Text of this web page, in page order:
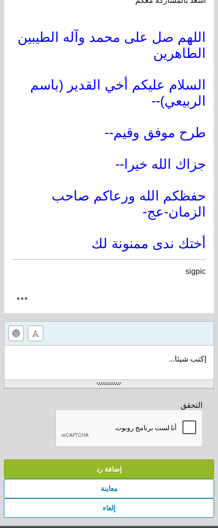
اللهم صل على محمد وآله الطيبين
الطاهرين
السلام عليكم أخي القدير (باسم
الربيعي)--
طرح موفق وقيم--
جزاك الله خيرا--
حفظكم الله ورعاكم صاحب
الزمان-عج-
أختك ندى ممنونة لك
sigpic
إكتب شيئا...
التحقق
إضافة رد
معاينة
إلغاء